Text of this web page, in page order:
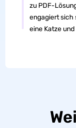
zu PDF-
engagiert sich
eine Katze